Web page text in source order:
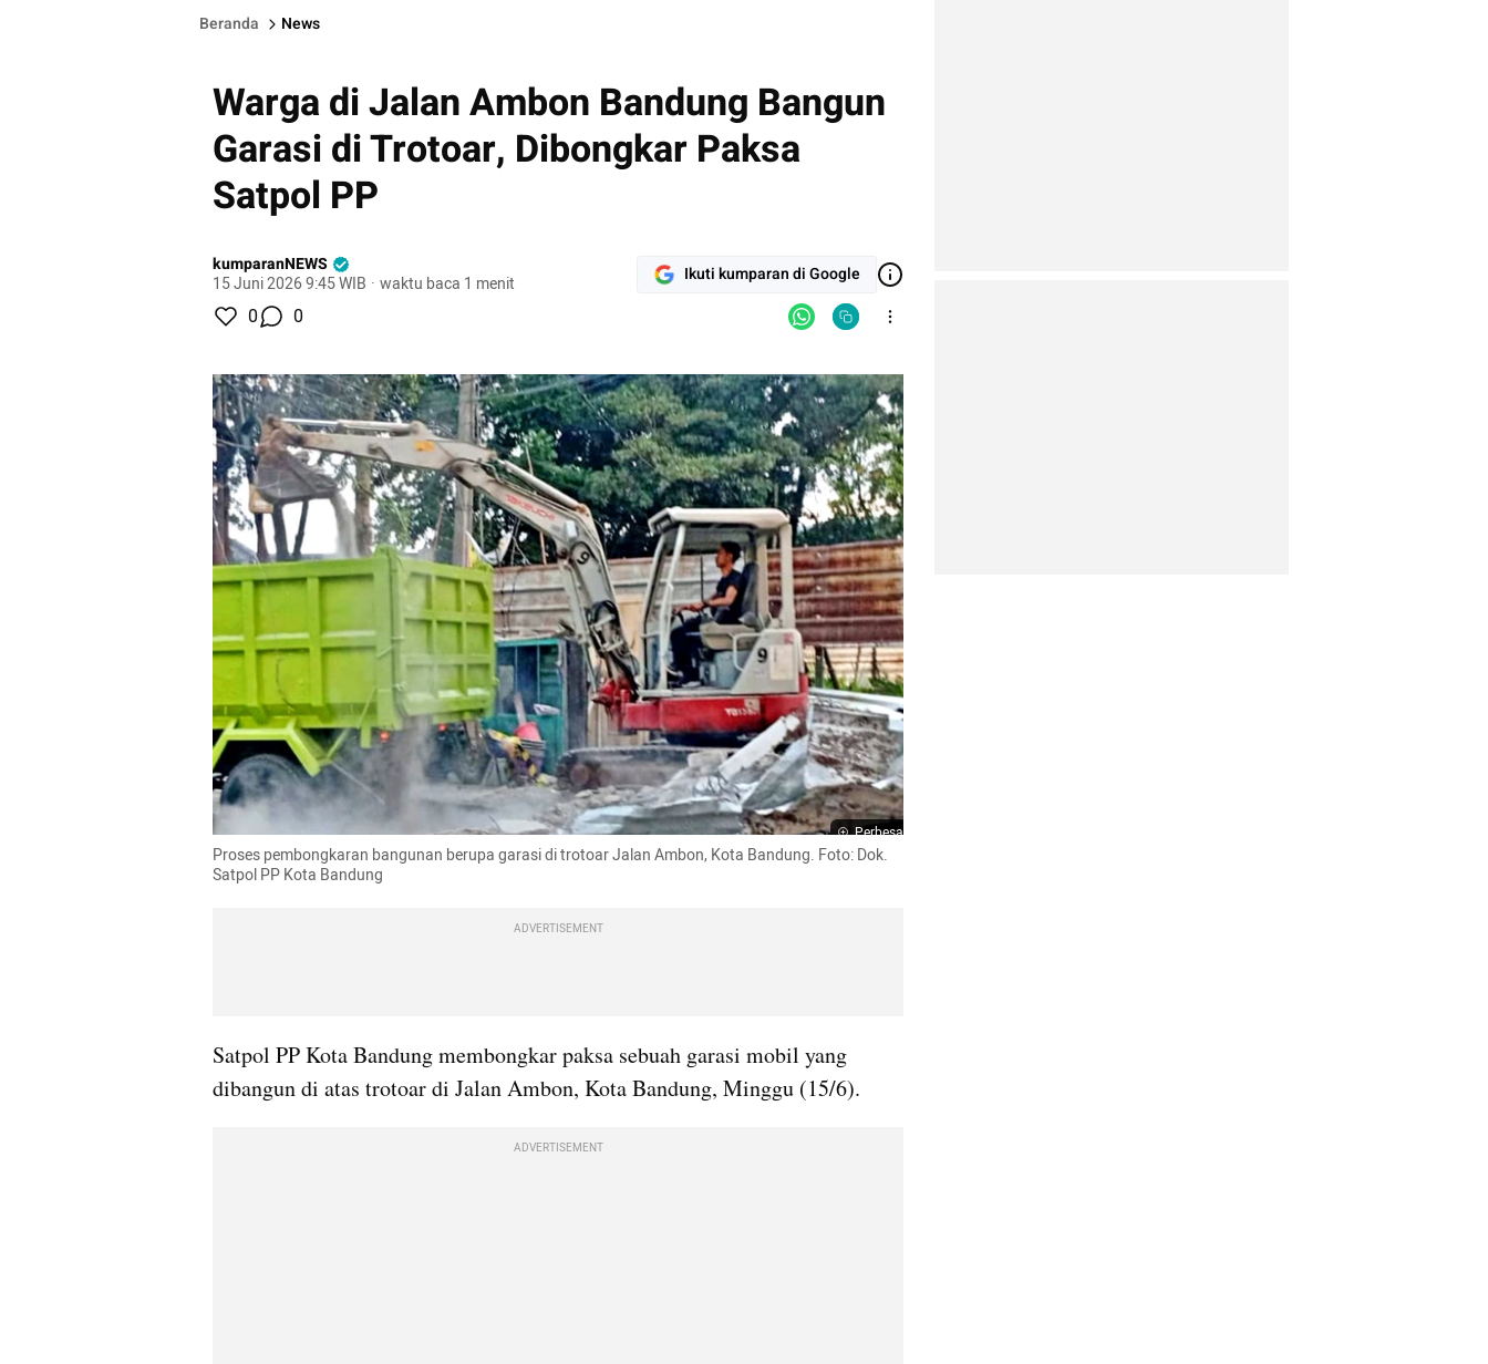
Beranda News
Warga di Jalan Ambon Bandung Bangun
Garasi di Trotoar, Dibongkar Paksa
Satpol PP
kumparanNEWS
15 Juni 2026 9:45 WIB · waktu baca 1 menit Ikuti kumparan di Google
0 0
Perbesar
Proses pembongkaran bangunan berupa garasi di trotoar Jalan Ambon, Kota Bandung. Foto: Dok.
Satpol PP Kota Bandung
ADVERTISEMENT
Satpol PP Kota Bandung membongkar paksa sebuah garasi mobil yang
dibangun di atas trotoar di Jalan Ambon, Kota Bandung, Minggu (15/6).
ADVERTISEMENT